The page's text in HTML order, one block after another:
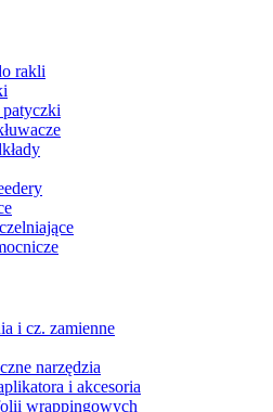
rakli
patyczki
i cz. zamienne
narzędzia
i akcesoria
wrappingowych